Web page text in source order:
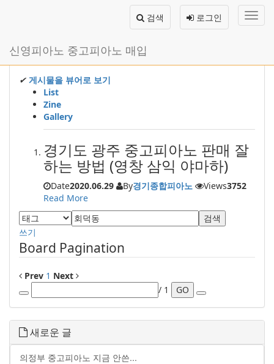
바
기
로그인
검색
신영피아노 중고피아노 매입
✔ 게시물을 뷰어로 보기
List
Zine
Gallery
경기도 광주 중고피아노 판매 잘
하는 방법 (영창 삼익 야마하)
Date2020.06.29 By경기종합피아노 Views3752
Read More
검색
쓰기
Board Pagination
Prev 1 Next
/ 1
GO
새로운 글
의정부 중고피아노 지금 안쓴...